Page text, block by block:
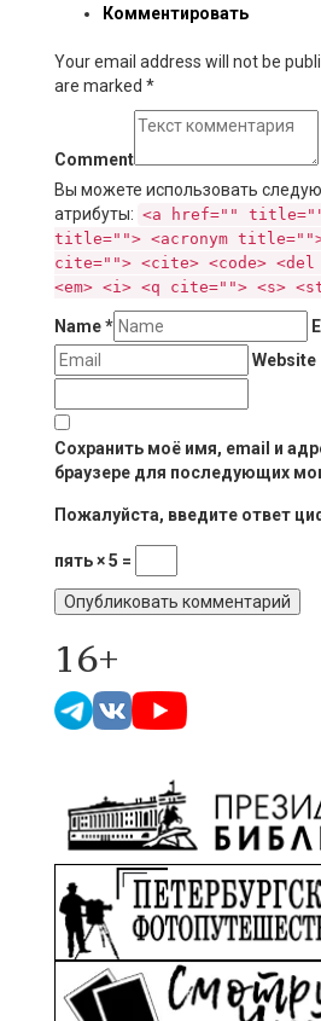
Комментировать
Your email address will not be
are marked *
Comment
Вы можете использовать
атрибуты: <a href=""
title=""> <acronym title="">
cite=""> <cite> <code> <del
<em> <i> <q cite=""> <s>
Name*
Website
Сохранить моё имя, email и
браузере для последующих
Пожалуйста, введите ответ
пять × 5 =
16+